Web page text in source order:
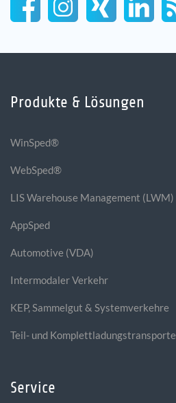
Produkte & Lösungen
WinSped®
WebSped®
LIS Warehouse Management (LWM)
AppSped
Automotive (VDA)
Intermodaler Verkehr
KEP, Sammelgut & Systemverkehre
Teil- und Komplettladungstransporte
Service